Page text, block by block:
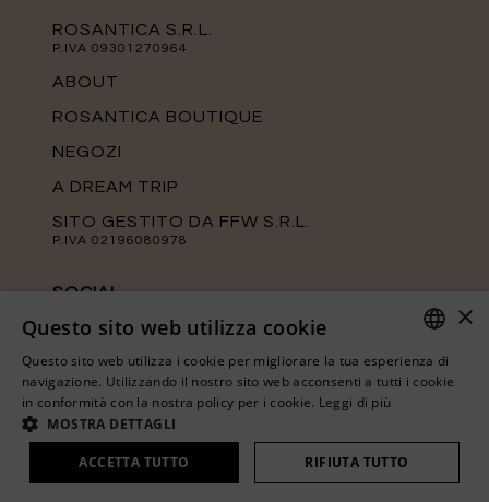
ROSANTICA S.R.L.
P.IVA 09301270964
ABOUT
ROSANTICA BOUTIQUE
NEGOZI
A DREAM TRIP
SITO GESTITO DA FFW S.R.L.
P.IVA 02196080978
SOCIAL
Tieniti aggiornato sulle ultime novità di
ufficiali.
ITALIAN
×
Questo sito web utilizza cookie
Questo sito web utilizza i cookie per migliorare la tua esperienza di
navigazione. Utilizzando il nostro sito web acconsenti a tutti i cookie
in conformità con la nostra policy per i cookie. Leggi di più
MOSTRA DETTAGLI
ACCETTA TUTTO RIFIUTA TUTTO